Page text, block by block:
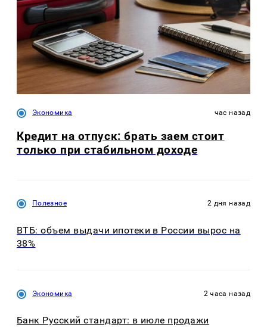
Экономика час назад
Кредит на отпуск: брать заем стоит
только при стабильном доходе
Полезное 2 дня назад
ВТБ: объем выдачи ипотеки в России вырос на
38%
Экономика 2 часа назад
Банк Русский стандарт: в июле продажи